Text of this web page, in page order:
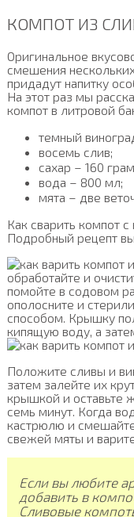
КОМПОТ ИЗ
Оригинальное
смешения
придадут напитку
На этот раз мы
компот в литровой
темный
восемь слив;
сахар – 160
вода – 800 мл;
мята – две
Как сварить компот
Подробный рецепт
обработайте и
помойте в содовом
ополосните и
способом. Крышку
кипящую воду, а
Положите сливы и
затем залейте их
крышкой и оставьте
семь минут. Когда
кастрюлю и
свежей мяты и
Если вы любите
добавить в
Сливовые